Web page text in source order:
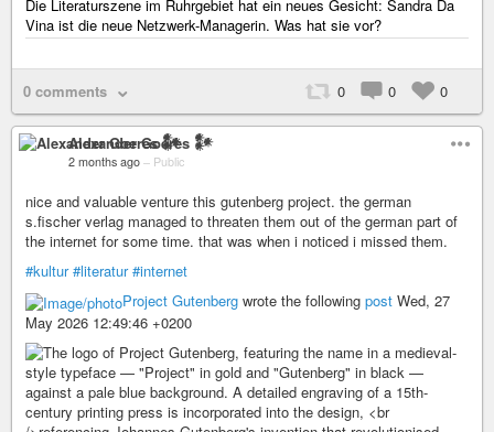
Die Literaturszene im Ruhrgebiet hat ein neues Gesicht: Sandra Da
Vina ist die neue Netzwerk-Managerin. Was hat sie vor?
0 comments 0 0 0
Alexander Goeres 𒀯
2 months ago – Public
nice and valuable venture this gutenberg project. the german
s.fischer verlag managed to threaten them out of the german part of
the internet for some time. that was when i noticed i missed them.
#kultur #literatur #internet
Project Gutenberg wrote the following post Wed, 27
May 2026 12:49:46 +0200